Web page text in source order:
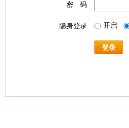
密 码
隐身登录 开启
登录